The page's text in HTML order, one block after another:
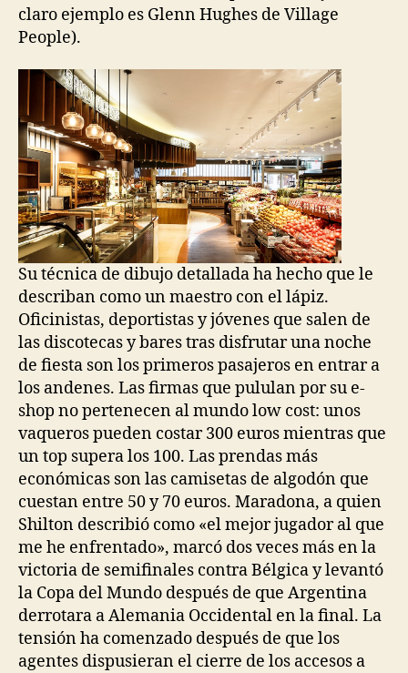
claro ejemplo es Glenn Hughes de Village
People).
Su técnica de dibujo detallada ha hecho que le
describan como un maestro con el lápiz.
Oficinistas, deportistas y jóvenes que salen de
las discotecas y bares tras disfrutar una noche
de fiesta son los primeros pasajeros en entrar a
los andenes. Las firmas que pululan por su e-
shop no pertenecen al mundo low cost: unos
vaqueros pueden costar 300 euros mientras que
un top supera los 100. Las prendas más
económicas son las camisetas de algodón que
cuestan entre 50 y 70 euros. Maradona, a quien
Shilton describió como «el mejor jugador al que
me he enfrentado», marcó dos veces más en la
victoria de semifinales contra Bélgica y levantó
la Copa del Mundo después de que Argentina
derrotara a Alemania Occidental en la final. La
tensión ha comenzado después de que los
agentes dispusieran el cierre de los accesos a